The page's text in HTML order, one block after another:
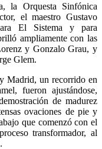
la Orquesta Sinfónica
el maestro Gustavo
El Sistema y para
ampliamente con las
y Gonzalo Grau, y
Glem.
Madrid, un recorrido en
fueron ajustándose,
de madurez
ovaciones de pie y
que comenzó con el
transformador, al